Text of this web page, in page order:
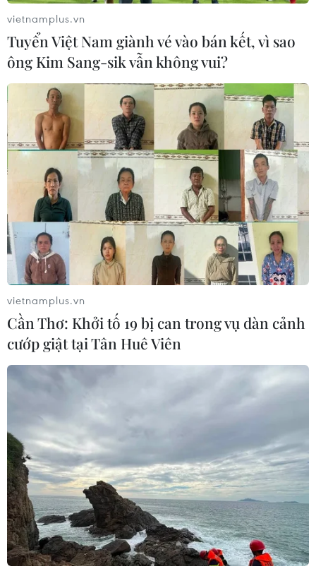
TIN CÙNG CHUYÊN MỤC
Iceland trước cuộc trưng cầu ý dân
về nối lại đàm phán gia nhập EU
08/08/2026 07:54
Italy bác tối hậu thư của Tây Ban Nha
về kiểm soát biên giới
08/08/2026 07:27
vietnamplus.vn
Tuyển Việt Nam giành vé vào bán kết, vì sao
ông Kim Sang-sik vẫn không vui?
vietnamplus.vn
Cần Thơ: Khởi tố 19 bị can trong vụ dàn cảnh
cướp giật tại Tân Huê Viên